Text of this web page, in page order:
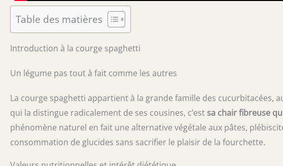
Table des matières
Introduction à la courge spaghetti
Un légume pas tout à fait comme les autres
La courge spaghetti appartient à la grande famille des cucurbitacées,
qui la distingue radicalement de ses cousines, c’est sa chair fibreuse
phénomène naturel en fait une alternative végétale aux pâtes,
consommation de glucides sans sacrifier le plaisir de la fourchette.